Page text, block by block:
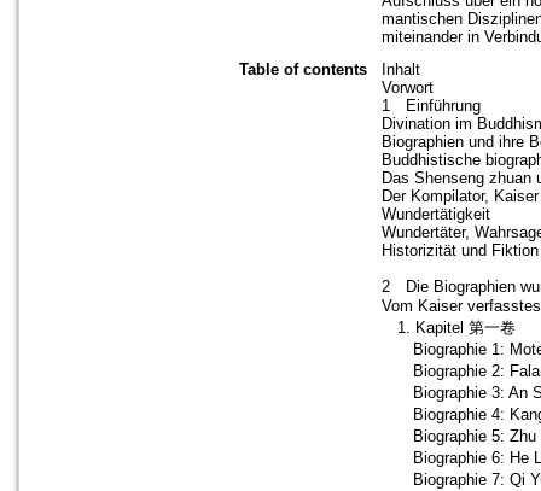
mantischen
miteinander in
Table of contents
Inhalt
Vorwort
1 Einführung
Divination im
Biographien und ihre
Buddhistische
Das Shenseng zhuan
Der Kompilator,
Wundertätigkeit
Wundertäter,
Historizität und Fiktion
2 Die Biographien
Vom Kaiser
1. Kapitel 第一卷
Biographie 1:
Biographie 2:
Biographie 3: An
Biographie 4:
Biographie 5: Zhu
Biographie 6: He
Biographie 7: Qi